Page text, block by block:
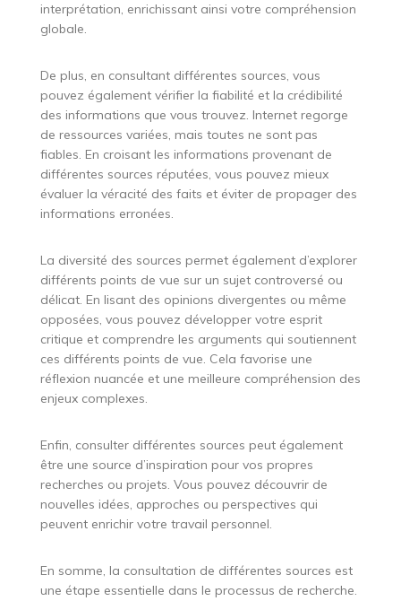
interprétation, enrichissant ainsi votre compréhension
globale.
De plus, en consultant différentes sources, vous
pouvez également vérifier la fiabilité et la crédibilité
des informations que vous trouvez. Internet regorge
de ressources variées, mais toutes ne sont pas
fiables. En croisant les informations provenant de
différentes sources réputées, vous pouvez mieux
évaluer la véracité des faits et éviter de propager des
informations erronées.
La diversité des sources permet également d’explorer
différents points de vue sur un sujet controversé ou
délicat. En lisant des opinions divergentes ou même
opposées, vous pouvez développer votre esprit
critique et comprendre les arguments qui soutiennent
ces différents points de vue. Cela favorise une
réflexion nuancée et une meilleure compréhension des
enjeux complexes.
Enfin, consulter différentes sources peut également
être une source d’inspiration pour vos propres
recherches ou projets. Vous pouvez découvrir de
nouvelles idées, approches ou perspectives qui
peuvent enrichir votre travail personnel.
En somme, la consultation de différentes sources est
une étape essentielle dans le processus de recherche.